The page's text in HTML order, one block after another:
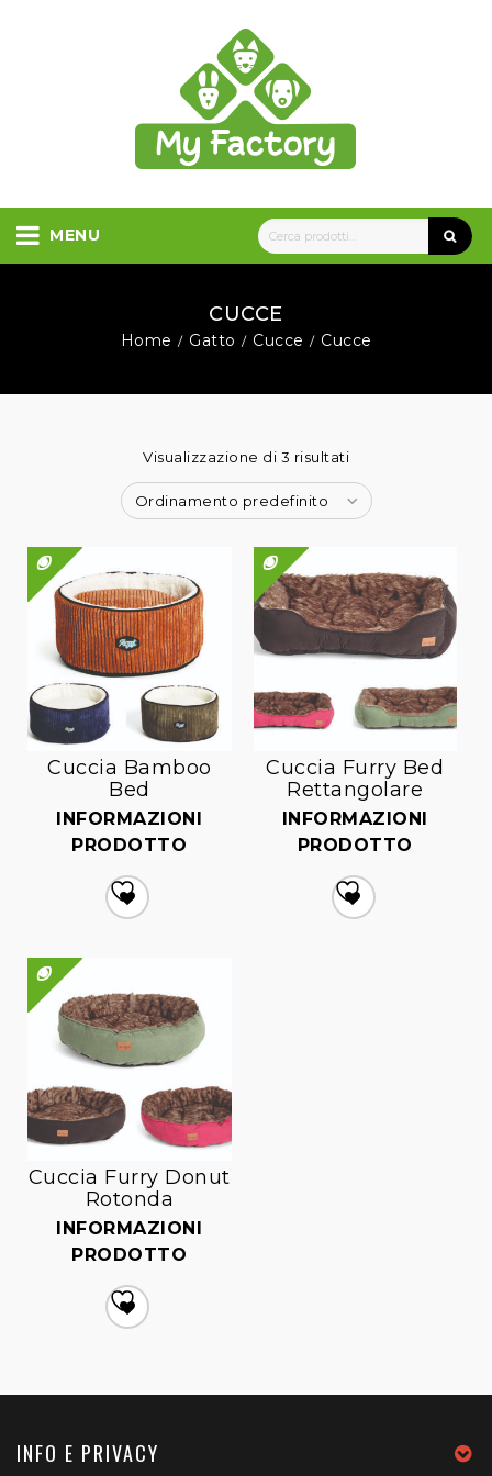
MENU
CUCCE
Home / Gatto / Cucce / Cucce
Visualizzazione di 3 risultati
Ordinamento predefinito
Cuccia Bamboo
Bed
INFORMAZIONI
PRODOTTO
Cuccia Furry Bed
Rettangolare
INFORMAZIONI
PRODOTTO
QUICK VIEW
Cuccia Furry Donut
Rotonda
INFORMAZIONI
PRODOTTO
INFO E PRIVACY